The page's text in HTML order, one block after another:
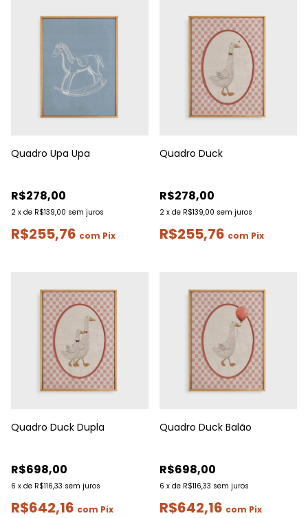
Quadro Upa Upa
R$278,00
2 x de R$139,00 sem juros
R$255,76 com Pix
Quadro Duck
R$278,00
2 x de R$139,00 sem juros
R$255,76 com Pix
Quadro Duck Dupla
R$698,00
6 x de R$116,33 sem juros
R$642,16 com Pix
Quadro Duck Balão
R$698,00
6 x de R$116,33 sem juros
R$642,16 com Pix